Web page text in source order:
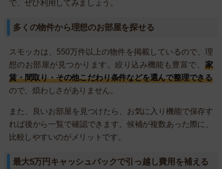
で、ぜひ利用してみましょう。
多くの物件から理想のお部屋を探せる
スモッカは、550万件以上の物件を掲載しているので、理
想のお部屋が見つかります。絞り込み機能も豊富で、家
賃・間取り・その他こだわり条件などを選んで整理できる
ので、煩わしさがありません。
また、良いお部屋を見つけたら、お気に入り機能で保存す
れば後から一覧で確認できます。候補が複数あった際に、
比較しやすいのがメリットです。
最大5万円キャッシュバックで引っ越し費用を補える